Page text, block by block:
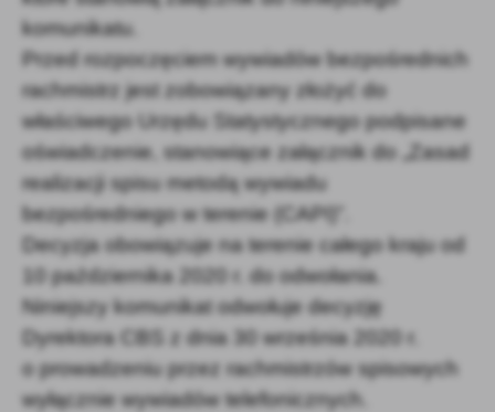
komunikatu.
Przed rozpoczęciem wywiadów bezpośrednich
rachmistrz jest zobowiązany złożyć do
właściwego Urzędu Statystycznego podpisane
oświadczenie, stanowiące załącznik do „Zasad
realizacji spisu metodą wywiadu
bezpośredniego w terenie (CAPI)”.
Decyzja obowiązuje na terenie całego kraju od
10 października 2020 r. do odwołania.
Niniejszy komunikat odwołuje decyzję
Dyrektora CBS z dnia 30 września 2020 r.
o prowadzeniu przez rachmistrzów spisowych
wyłącznie wywiadów telefonicznych.